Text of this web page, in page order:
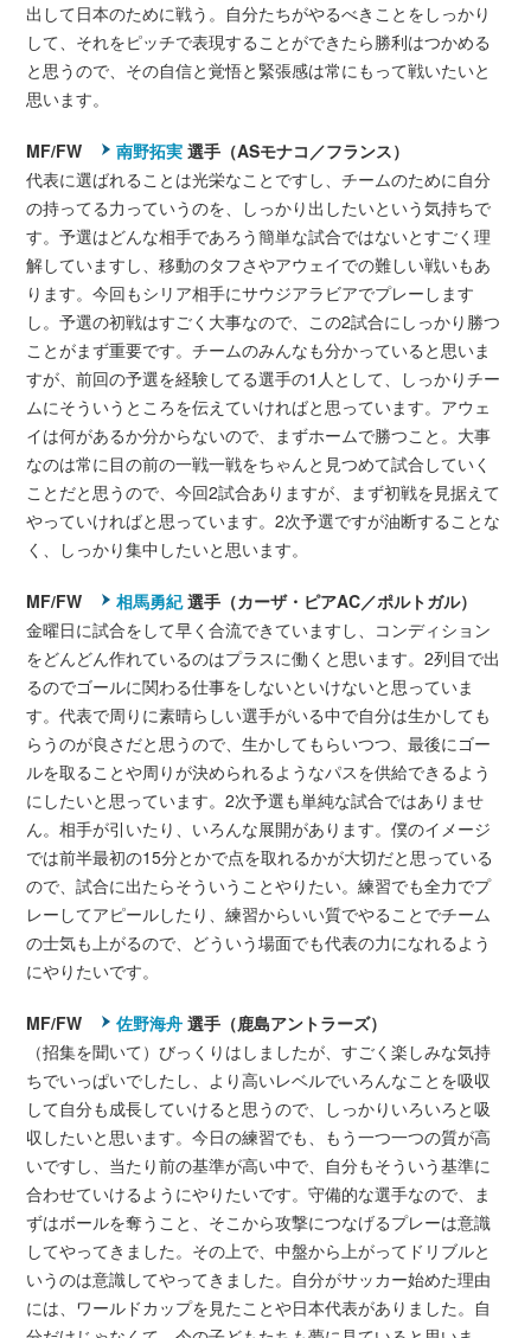
出して日本のために戦う。自分たちがやるべきことをしっかり
して、それをピッチで表現することができたら勝利はつかめる
と思うので、その自信と覚悟と緊張感は常にもって戦いたいと
思います。
MF/FW 南野拓実 選手（ASモナコ／フランス）
代表に選ばれることは光栄なことですし、チームのために自分
の持ってる力っていうのを、しっかり出したいという気持ちで
す。予選はどんな相手であろう簡単な試合ではないとすごく理
解していますし、移動のタフさやアウェイでの難しい戦いもあ
ります。今回もシリア相手にサウジアラビアでプレーします
し。予選の初戦はすごく大事なので、この2試合にしっかり勝つ
ことがまず重要です。チームのみんなも分かっていると思いま
すが、前回の予選を経験してる選手の1人として、しっかりチー
ムにそういうところを伝えていければと思っています。アウェ
イは何があるか分からないので、まずホームで勝つこと。大事
なのは常に目の前の一戦一戦をちゃんと見つめて試合していく
ことだと思うので、今回2試合ありますが、まず初戦を見据えて
やっていければと思っています。2次予選ですが油断することな
く、しっかり集中したいと思います。
MF/FW 相馬勇紀選手（カーザ・ピアAC／ポルトガル）
金曜日に試合をして早く合流できていますし、コンディション
をどんどん作れているのはプラスに働くと思います。2列目で出
るのでゴールに関わる仕事をしないといけないと思っていま
す。代表で周りに素晴らしい選手がいる中で自分は生かしても
らうのが良さだと思うので、生かしてもらいつつ、最後にゴー
ルを取ることや周りが決められるようなパスを供給できるよう
にしたいと思っています。2次予選も単純な試合ではありませ
ん。相手が引いたり、いろんな展開があります。僕のイメージ
では前半最初の15分とかで点を取れるかが大切だと思っている
ので、試合に出たらそういうことやりたい。練習でも全力でプ
レーしてアピールしたり、練習からいい質でやることでチーム
の士気も上がるので、どういう場面でも代表の力になれるよう
にやりたいです。
MF/FW 佐野海舟 選手（鹿島アントラーズ）
（招集を聞いて）びっくりはしましたが、すごく楽しみな気持
ちでいっぱいでしたし、より高いレベルでいろんなことを吸収
して自分も成長していけると思うので、しっかりいろいろと吸
収したいと思います。今日の練習でも、もう一つ一つの質が高
いですし、当たり前の基準が高い中で、自分もそういう基準に
合わせていけるようにやりたいです。守備的な選手なので、ま
ずはボールを奪うこと、そこから攻撃につなげるプレーは意識
してやってきました。その上で、中盤から上がってドリブルと
いうのは意識してやってきました。自分がサッカー始めた理由
には、ワールドカップを見たことや日本代表がありました。自